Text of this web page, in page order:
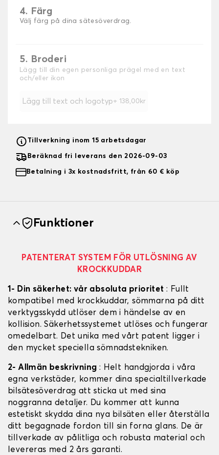
4. Färg
Välj färg på dina sätesöverdrag.
5. Broderi
Lägg till din egen personliga prägel med en text
och/eller ikon
Lägg till text och logotyp + 138,00kr
Tillverkning inom 15 arbetsdagar
Beräknad fri leverans den 2026-09-03
Betalning i 3x kostnadsfritt, från 60 € köp
Funktioner
PATENTERAT SYSTEM FÖR UTLÖSNING AV
KROCKKUDDAR
1- Din säkerhet: vår absoluta prioritet : Fullt
kompatibel med krockkuddar, sömmarna på ditt
verktygsskydd utlöser dem i händelse av en
kollision. Säkerhetssystemet utlöses och fungerar
omedelbart. Det unika med vårt patent ligger i
den mycket speciella sömnadstekniken.
2- Allmän beskrivning : Helt handgjorda i våra
egna verkstäder, kommer dina specialtillverkade
bilsätesöverdrag att sticka ut med sina
noggranna detaljer. Du kommer att kunna
estetiskt skydda dina nya bilsäten eller återställa
ditt begagnade fordon till sin forna glans. De är
tillverkade av pålitliga och robusta material och
levereras med 2 års garanti.